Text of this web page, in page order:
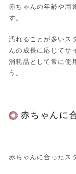
赤ちゃんの年齢や用
す。
汚れることが多いス
んの成長に応じてサ
消耗品として常に使
う。
赤ちゃんに
赤ちゃんに合ったス